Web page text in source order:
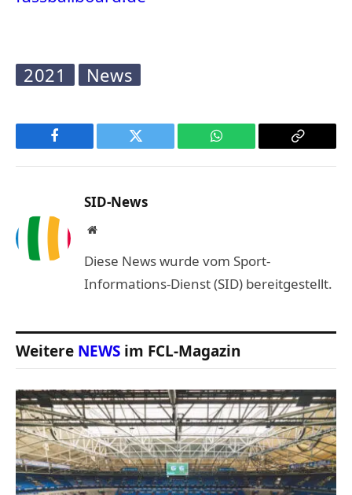
2021 News
Facebook Twitter WhatsApp
Copy
SID-News
Website
Diese News wurde vom Sport-
Informations-Dienst (SID) bereitgestellt.
Weitere NEWS im FCL-Magazin